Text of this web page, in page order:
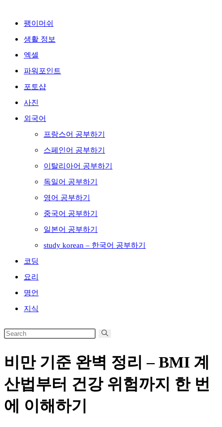
팽이머쉬
생활 정보
엑셀
파워포인트
포토샵
사진
외국어
프랑스어 공부하기
스페인어 공부하기
이탈리아어 공부하기
독일어 공부하기
영어 공부하기
중국어 공부하기
일본어 공부하기
study korean – 한국어 공부하기
코딩
요리
명언
지식
비만 기준 완벽 정리 – BMI 계
산법부터 건강 위험까지 한 번
에 이해하기